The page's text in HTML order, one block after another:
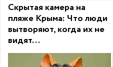
Скрытая камера на
пляже Крыма: Что люди
вытворяют, когда их не
видят...